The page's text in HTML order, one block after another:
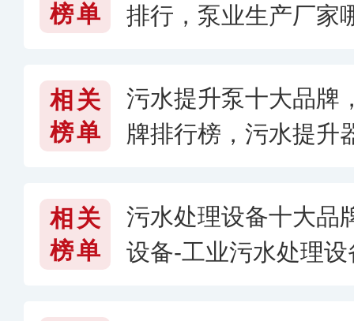
榜单
排行，泵业生产厂家
相关
榜单
污水提升泵十大品牌
牌排行榜，污水提升
相关
榜单
污水处理设备十大品
设备-工业污水处理